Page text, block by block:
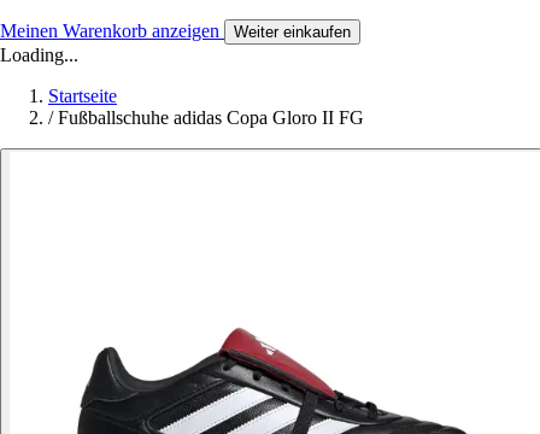
Meinen Warenkorb anzeigen Weiter einkaufen
Loading...
Startseite
/ Fußballschuhe adidas Copa Gloro II FG